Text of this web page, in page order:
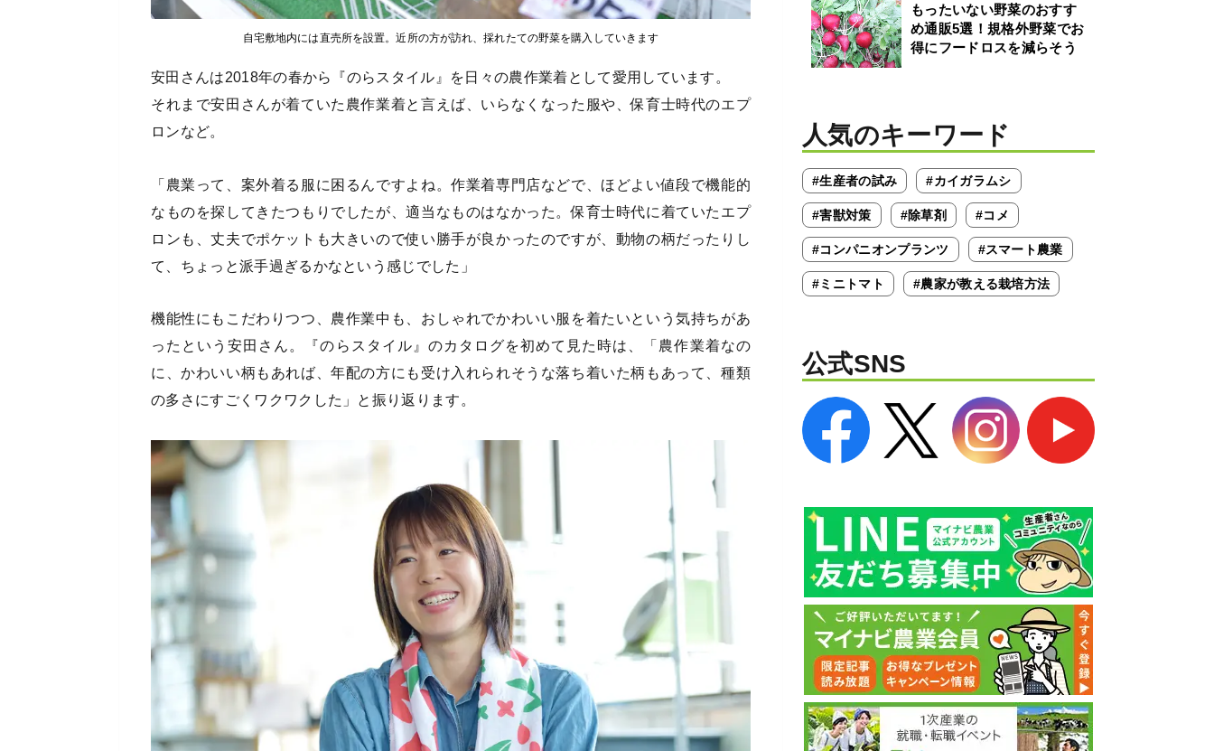
自宅敷地内には直売所を設置。近所の方が訪れ、採れたての野菜を購入していきます
安田さんは2018年の春から『のらスタイル』を日々の農作業着として愛用しています。
それまで安田さんが着ていた農作業着と言えば、いらなくなった服や、保育士時代のエプ
ロンなど。
「農業って、案外着る服に困るんですよね。作業着専門店などで、ほどよい値段で機能的
なものを探してきたつもりでしたが、適当なものはなかった。保育士時代に着ていたエプ
ロンも、丈夫でポケットも大きいので使い勝手が良かったのですが、動物の柄だったりし
て、ちょっと派手過ぎるかなという感じでした」
機能性にもこだわりつつ、農作業中も、おしゃれでかわいい服を着たいという気持ちがあ
ったという安田さん。『のらスタイル』のカタログを初めて見た時は、「農作業着なの
に、かわいい柄もあれば、年配の方にも受け入れられそうな落ち着いた柄もあって、種類
の多さにすごくワクワクした」と振り返ります。
もったいない野菜のおすす
め通販5選！規格外野菜でお
得にフードロスを減らそう
人気のキーワード
#生産者の試み #カイガラムシ
#害獣対策 #除草剤 #コメ
#コンパニオンプランツ #スマート農業
#ミニトマト #農家が教える栽培方法
公式SNS